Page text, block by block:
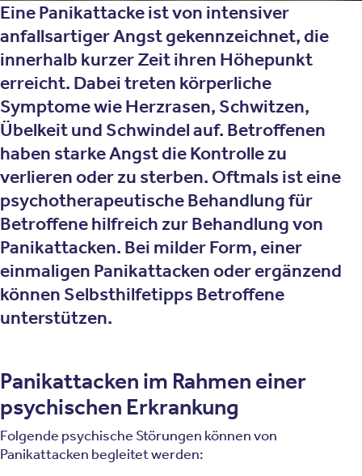
Eine Panikattacke ist von intensiver
anfallsartiger Angst gekennzeichnet, die
innerhalb kurzer Zeit ihren Höhepunkt
erreicht. Dabei treten körperliche
Symptome wie Herzrasen, Schwitzen,
Übelkeit und Schwindel auf. Betroffenen
haben starke Angst die Kontrolle zu
verlieren oder zu sterben. Oftmals ist eine
psychotherapeutische Behandlung für
Betroffene hilfreich zur Behandlung von
Panikattacken. Bei milder Form, einer
einmaligen Panikattacken oder ergänzend
können Selbsthilfetipps Betroffene
unterstützen.
Panikattacken im Rahmen einer
psychischen Erkrankung
Folgende psychische Störungen können von
Panikattacken begleitet werden: